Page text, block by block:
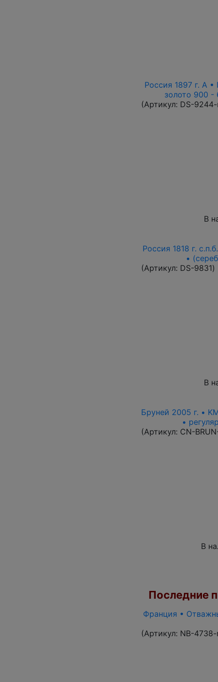
Россия 1897 г. А
золото 900 -
(Артикул: DS-
В
Россия 1818 г.
•
(Артикул: DS-9831)
В
Бруней 2005 г. •
•
(Артикул: CN-
В
Последние
Франция •
(Артикул: NB-4738-